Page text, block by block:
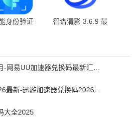
身份验证
智谱清影 3.6.9 最
大全2025